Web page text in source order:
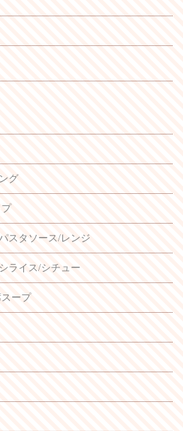
グ
スタソース/レンジ
ライス/シチュー
ープ